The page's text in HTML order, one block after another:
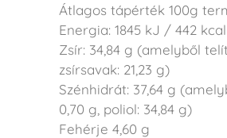
Átlagos tápérték 100g
Energia: 1845 kJ / 442 kcal
Zsír: 34,84 g (amelyből
zsírsavak: 21,23 g)
Szénhidrát: 37,64 g
0,70 g, poliol: 34,84 g)
Fehérje 4,60 g